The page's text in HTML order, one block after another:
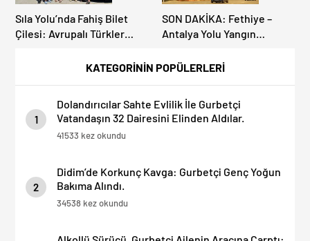
KATEGORİNİN POPÜLERLERİ
1
Dolandırıcılar Sahte Evlilik İle Gurbetçi
Vatandaşın 32 Dairesini Elinden Aldılar.
41533 kez okundu
2
Didim’de Korkunç Kavga: Gurbetçi Genç Yoğun
Bakıma Alındı.
34538 kez okundu
Sıla Yolu’nda Fahiş Bilet
Çilesi: Avrupalı Türkler
Gümrükler Kilitlendi!
SON DAKİKA: Fethiye –
Antalya Yolu Yangın
Kapatıldı! Tahliyeler